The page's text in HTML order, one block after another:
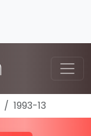
1993-13